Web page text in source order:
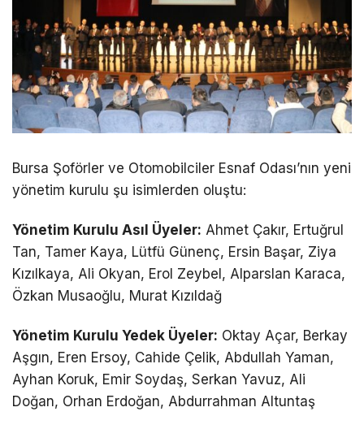
Bursa Şoförler ve Otomobilciler Esnaf Odası’nın yeni
yönetim kurulu şu isimlerden oluştu:
Yönetim Kurulu Asıl Üyeler: Ahmet Çakır, Ertuğrul
Tan, Tamer Kaya, Lütfü Günenç, Ersin Başar, Ziya
Kızılkaya, Ali Okyan, Erol Zeybel, Alparslan Karaca,
Özkan Musaoğlu, Murat Kızıldağ
Yönetim Kurulu Yedek Üyeler: Oktay Açar, Berkay
Aşgın, Eren Ersoy, Cahide Çelik, Abdullah Yaman,
Ayhan Koruk, Emir Soydaş, Serkan Yavuz, Ali
Doğan, Orhan Erdoğan, Abdurrahman Altuntaş